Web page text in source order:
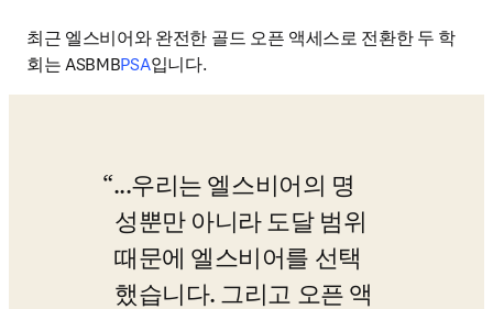
최근 엘스비어와 완전한 골드 오픈 액세스로 전환한 두 학
회는 ASBMBPSA입니다.
...우리는 엘스비어의 명
성뿐만 아니라 도달 범위
때문에 엘스비어를 선택
했습니다. 그리고 오픈 액